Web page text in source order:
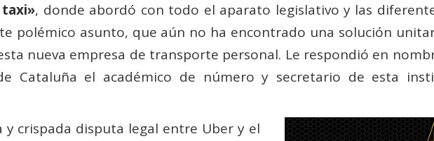
, donde abordó con todo el aparato legislativo y las
polémico asunto, que aún no ha encontrado una solución
nueva empresa de transporte personal. Le respondió en
Cataluña el académico de número y secretario de esta
y crispada disputa legal entre Uber y el